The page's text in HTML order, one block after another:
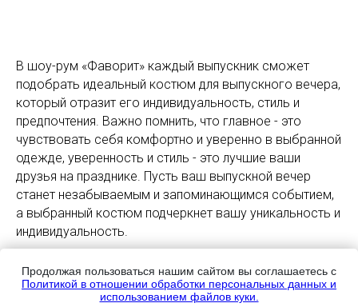
Продолжая пользоваться нашим сайтом вы соглашаетесь с
Политикой в отношении обработки персональных данных и
использованием файлов куки.
В шоу-рум «Фаворит» каждый выпускник сможет
подобрать идеальный костюм для выпускного вечера,
который отразит его индивидуальность, стиль и
предпочтения. Важно помнить, что главное - это
чувствовать себя комфортно и уверенно в выбранной
одежде, уверенность и стиль - это лучшие ваши
друзья на празднике. Пусть ваш выпускной вечер
станет незабываемым и запоминающимся событием,
а выбранный костюм подчеркнет вашу уникальность и
индивидуальность.
Записаться на примерку